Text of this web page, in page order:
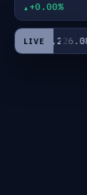
+0.00%
LIVE
USD64,226.08